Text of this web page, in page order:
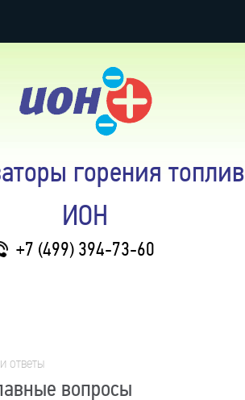
горения
ИОН
+7 (499) 394-73-60
ответы
вопросы